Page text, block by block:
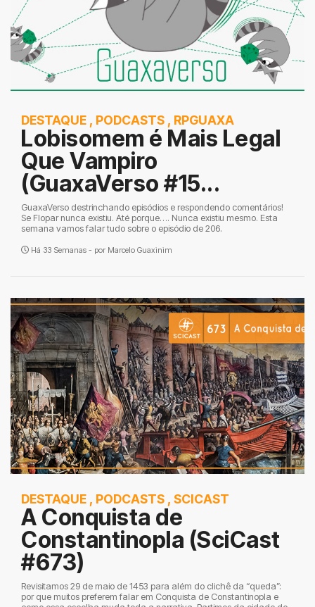
DESTAQUE , PODCASTS , RPGUAXA
Lobisomem é Mais Legal
Que Vampiro
(GuaxaVerso #15...
GuaxaVerso destrinchando episódios e respondendo comentários!
Se Flopar nunca existiu. Até porque…. Nunca existiu mesmo. Esta
semana vamos falar tudo sobre o episódio de 206.
Há 33 Semanas - por Marcelo Guaxinim
DESTAQUE , PODCASTS , SCICAST
A Conquista de
Constantinopla (SciCast
#673)
Revisitamos 29 de maio de 1453 para além do clichê da “queda”:
por que muitos preferem falar em Conquista de Constantinopla e